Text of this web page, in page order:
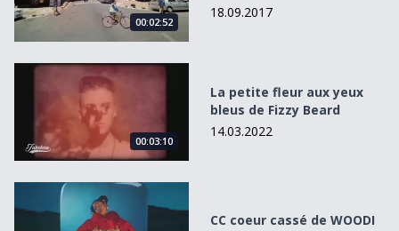
00:02:52
18.09.2017
La petite fleur aux yeux bleus de Fizzy Beard
00:03:10
La petite fleur aux yeux
bleus de Fizzy Beard
14.03.2022
CC coeur cassé de WOODI
CC coeur cassé de WOODI